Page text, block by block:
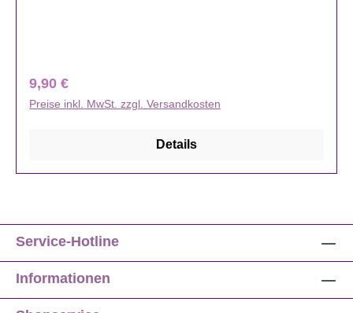
Regulärer Preis:
9,90 €
Preise inkl. MwSt. zzgl. Versandkosten
Details
Service-Hotline
Informationen